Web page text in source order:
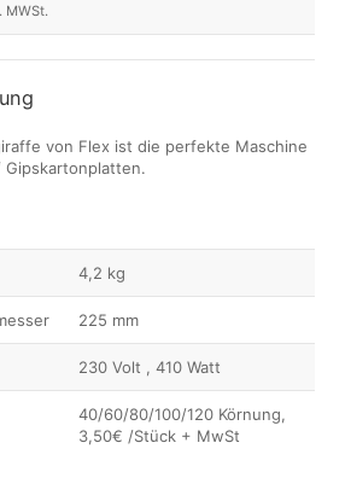
MWSt.
von Flex ist die perfekte Maschine
4,2 kg
225 mm
230 Volt , 410 Watt
40/60/80/100/120 Körnung,
3,50€ /Stück + MwSt